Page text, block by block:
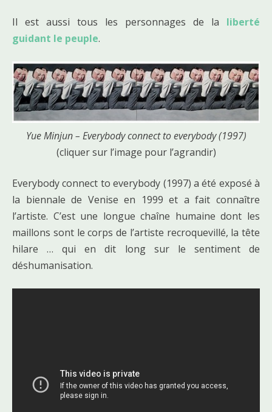
Il est aussi tous les personnages de la liberté
guidant le peuple.
Yue Minjun – Everybody connect to everybody (1997)
(cliquer sur l’image pour l’agrandir)
Everybody connect to everybody (1997) a été exposé à
la biennale de Venise en 1999 et a fait connaître
l’artiste. C’est une longue chaîne humaine dont les
maillons sont le corps de l’artiste recroquevillé, la tête
hilare … qui en dit long sur le sentiment de
déshumanisation.